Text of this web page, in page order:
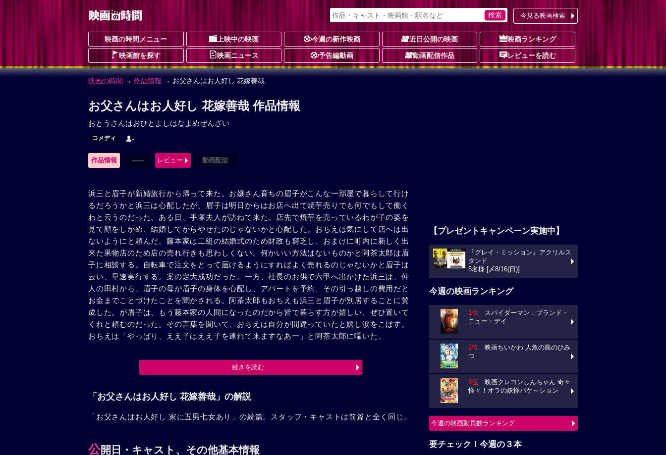
今見る映画検索
映画の時間メニュー 上映中の映画 今週の新作映画 近日公開の映画 映画ランキング
映画館を探す 映画ニュース 予告編動画 動画配信作品 レビューを読む
映画の時間 → 作品情報 → お父さんはお人好し 花嫁善哉
お父さんはお人好し 花嫁善哉 作品情報
おとうさんはおひとよしはなよめぜんざい
コメディ -
作品情報 ------ レビュー 動画配信
浜三と眉子が新婚旅行から帰って来た。お嬢さん育ちの眉子がこんな一部屋で暮らして行け
るだろうかと浜三は心配したが、眉子は明日からはお店へ出て焼芋売りでも何でもして働く
わと云うのだった。ある日、手塚夫人が訪ねて来た。店先で焼芋を売っているわが子の姿を
見て顔をしかめ、結婚してからやせたのじゃないかと心配した。おちえは気にして店へは出
ないようにと頼んだ。藤本家は二組の結婚式のため財政も窮乏し、おまけに町内に新しく出
来た果物店のため店の売れ行きも思わしくない。何かいい方法はないものかと阿茶太郎は眉
子に相談する。自転車で注文をとって届けるようにすればよく売れるのじゃないかと眉子は
云い、早速実行する。案の定大成功だった。一方、社長のお供で六甲へ出かけた浜三は、仲
人の田村から、眉子の母が眉子の身体を心配し、アパートを予約、その引っ越しの費用だと
お金までことづけたことを聞かされる。阿茶太郎もおちえも浜三と眉子が別居することに賛
成した。が眉子は、もう藤本家の人間になったのだから皆で暮らす方が嬉しい、ぜひ置いて
くれと頼むのだった。その言葉を聞いて、おちえは自分が間違っていたと嬉し涙をこぼす。
おちえは「やっぱり、ええ子はええ子を連れて来ますなあー」と阿茶太郎に囁いた。
続きを読む
「お父さんはお人好し 花嫁善哉」の解説
「お父さんはお人好し 家に五男七女あり」の続篇。スタッフ・キャストは前篇と全く同じ。
公開日・キャスト、その他基本情報
【プレゼントキャンペーン実施中】
『グレイ・ミッション』アクリルス
タンド
5名様 [〆8/16(日)]
今週の映画ランキング
1位 スパイダーマン：ブランド・
ニュー・デイ
2位 映画ちいかわ 人魚の島のひみ
つ
3位 映画クレヨンしんちゃん 奇々
怪々！オラの妖怪バケ～ション
今週の映画動員数ランキング
要チェック！今週の３本